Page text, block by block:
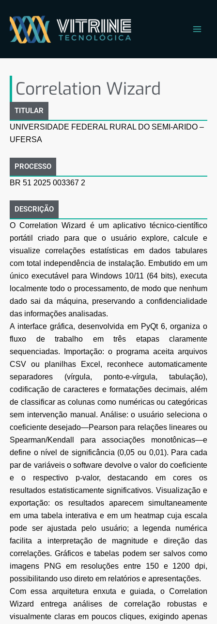
para
conteúdo
Correlation Wizard
TITULAR
UNIVERSIDADE FEDERAL RURAL DO SEMI-ARIDO –
UFERSA
PROCESSO
BR 51 2025 003367 2
DESCRIÇÃO
O Correlation Wizard é um aplicativo técnico-científico
portátil criado para que o usuário explore, calcule e
visualize correlações estatísticas em dados tabulares
com total independência de instalação. Embutido em um
único executável para Windows 10/11 (64 bits), executa
localmente todo o processamento, de modo que nenhum
dado sai da máquina, preservando a confidencialidade
das informações analisadas.
A interface gráfica, desenvolvida em PyQt 6, organiza o
fluxo de trabalho em três etapas claramente
sequenciadas. Importação: o programa aceita arquivos
CSV ou planilhas Excel, reconhece automaticamente
separadores (vírgula, ponto-e-vírgula, tabulação),
codificação de caracteres e formatações decimais, além
de classificar as colunas como numéricas ou categóricas
sem intervenção manual. Análise: o usuário seleciona o
coeficiente desejado—Pearson para relações lineares ou
Spearman/Kendall para associações monotônicas—e
define o nível de significância (0,05 ou 0,01). Para cada
par de variáveis o software devolve o valor do coeficiente
e o respectivo p-valor, destacando em cores os
resultados estatisticamente significativos. Visualização e
exportação: os resultados aparecem simultaneamente
em uma tabela interativa e em um heatmap cuja escala
pode ser ajustada pelo usuário; a legenda numérica
facilita a interpretação de magnitude e direção das
correlações. Gráficos e tabelas podem ser salvos como
imagens PNG em resoluções entre 150 e 1200 dpi,
possibilitando uso direto em relatórios e apresentações.
Com essa arquitetura enxuta e guiada, o Correlation
Wizard entrega análises de correlação robustas e
visualmente claras em poucos cliques, exigindo apenas